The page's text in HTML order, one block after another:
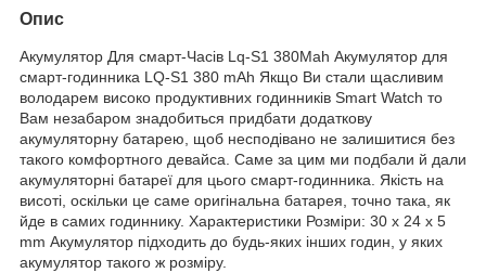
Опис
Акумулятор Для смарт-Часів Lq-S1 380Mah Акумулятор для
смарт-годинника LQ-S1 380 mAh Якщо Ви стали щасливим
володарем високо продуктивних годинників Smart Watch то
Вам незабаром знадобиться придбати додаткову
акумуляторну батарею, щоб несподівано не залишитися без
такого комфортного девайса. Саме за цим ми подбали й дали
акумуляторні батареї для цього смарт-годинника. Якість на
висоті, оскільки це саме оригінальна батарея, точно така, як
йде в самих годиннику. Характеристики Розміри: 30 x 24 x 5
mm Акумулятор підходить до будь-яких інших годин, у яких
акумулятор такого ж розміру.